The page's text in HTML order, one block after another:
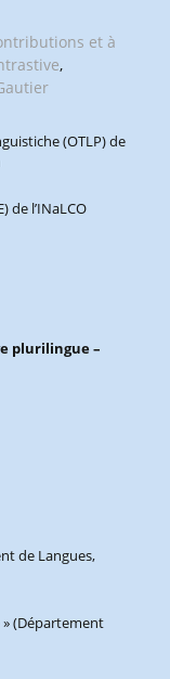
et à
,
(OTLP) de
de l’INaLCO
plurilingue –
de Langues,
» (Département